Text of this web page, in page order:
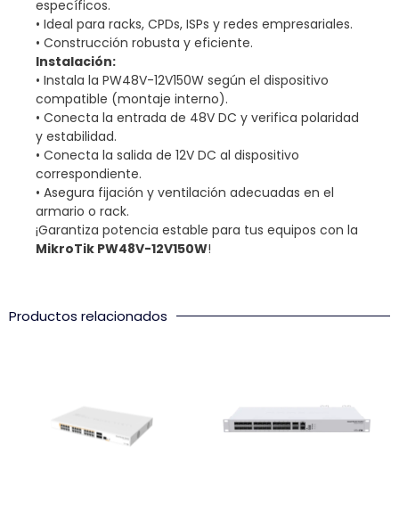
específicos.
• Ideal para racks, CPDs, ISPs y redes empresariales.
• Construcción robusta y eficiente.
Instalación:
• Instala la PW48V-12V150W según el dispositivo
compatible (montaje interno).
• Conecta la entrada de 48V DC y verifica polaridad
y estabilidad.
• Conecta la salida de 12V DC al dispositivo
correspondiente.
• Asegura fijación y ventilación adecuadas en el
armario o rack.
¡Garantiza potencia estable para tus equipos con la
MikroTik PW48V-12V150W!
Productos relacionados